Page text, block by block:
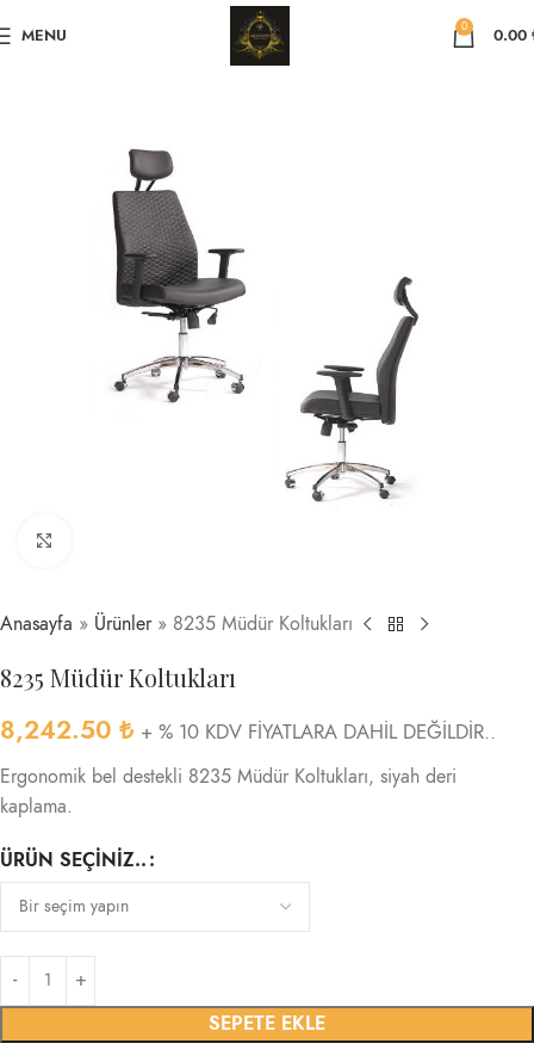
MENU 0 0.00
Anasayfa » Ürünler» 8235 Müdür Koltukları
8235 Müdür Koltukları
8,242.50 ₺ + % 10 KDV FİYATLARA DAHİL DEĞİLDİR..
Ergonomik bel destekli 8235 Müdür Koltukları, siyah deri
kaplama.
ÜRÜN SEÇINIZ..
SEPETE EKLE